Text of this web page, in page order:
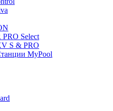
PRO Select
S & PRO
MyPool